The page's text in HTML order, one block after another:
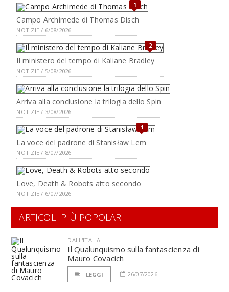
1
Campo Archimede di Thomas Disch
NOTIZIE / 6/08/2026
2
Il ministero del tempo di Kaliane Bradley
NOTIZIE / 5/08/2026
Arriva alla conclusione la trilogia dello Spin
NOTIZIE / 3/08/2026
1
La voce del padrone di Stanisław Lem
NOTIZIE / 8/07/2026
Love, Death & Robots atto secondo
NOTIZIE / 6/07/2026
ARTICOLI PIÙ POPOLARI
DALL'ITALIA
Il Qualunquismo sulla fantascienza di
Mauro Covacich
LEGGI 26/07/2026